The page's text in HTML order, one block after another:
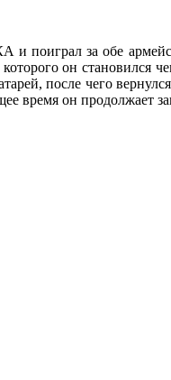
и поиграл за обе
он становился
после чего
время он продолжает